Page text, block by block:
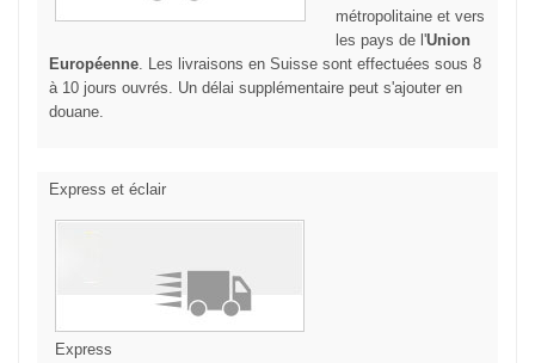
métropolitaine et vers
les pays de l'Union
Européenne. Les livraisons en Suisse sont effectuées sous 8
à 10 jours ouvrés. Un délai supplémentaire peut s'ajouter en
douane.
Express et éclair
Express